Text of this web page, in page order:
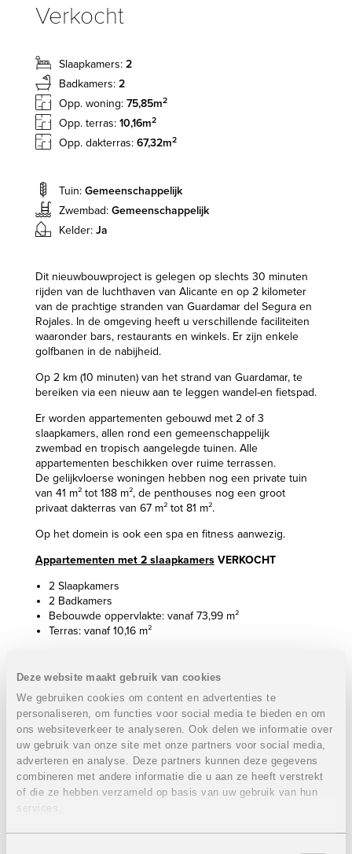
Deze website maakt gebruik van cookies
We gebruiken cookies om content en advertenties te
personaliseren, om functies voor social media te bieden en om
ons websiteverkeer te analyseren. Ook delen we informatie over
uw gebruik van onze site met onze partners voor social media,
adverteren en analyse. Deze partners kunnen deze gegevens
combineren met andere informatie die u aan ze heeft verstrekt
of die ze hebben verzameld op basis van uw gebruik van hun
services.
Verkocht
Slaapkamers: 2
Badkamers: 2
Opp. woning: 75,85m2
Opp. terras: 10,16m2
Opp. dakterras: 67,32m2
Tuin: Gemeenschappelijk
Zwembad: Gemeenschappelijk
Kelder: Ja
Dit nieuwbouwproject is gelegen op slechts 30 minuten
rijden van de luchthaven van Alicante en op 2 kilometer
van de prachtige stranden van Guardamar del Segura en
Rojales. In de omgeving heeft u verschillende faciliteiten
waaronder bars, restaurants en winkels. Er zijn enkele
golfbanen in de nabijheid.
Op 2 km (10 minuten) van het strand van Guardamar, te
bereiken via een nieuw aan te leggen wandel-en fietspad.
Er worden appartementen gebouwd met 2 of 3
slaapkamers, allen rond een gemeenschappelijk
zwembad en tropisch aangelegde tuinen. Alle
appartementen beschikken over ruime terrassen.
De gelijkvloerse woningen hebben nog een private tuin
van 41 m² tot 188 m², de penthouses nog een groot
privaat dakterras van 67 m² tot 81 m².
Op het domein is ook een spa en fitness aanwezig.
Appartementen met 2 slaapkamers VERKOCHT
2 Slaapkamers
2 Badkamers
Bebouwde oppervlakte: vanaf 73,99 m²
Terras: vanaf 10,16 m²
tuin of een ruim dakterras.
Prijzen vanafVERKOCHT
Prijs inclusief ondergrondse staanplaats.
Appartement met 3 slaapkamers
VERKOCHT
3 Slaapkamers
2 Badkamers
Bebouwde oppervlakte: 92 m²
Terras: vanaf 10,16 m²